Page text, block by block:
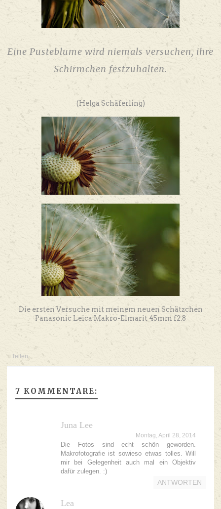
Eine Pusteblume wird niemals versuchen, ihre
Schirmchen festzuhalten.
(Helga Schäferling)
Die ersten Versuche mit meinem neuen Schätzchen
Panasonic Leica Makro-Elmarit 45mm f2.8
Teilen
7 KOMMENTARE:
Juna Lee
Montag, April 28, 2014
Die Fotos sind echt schön geworden.
Makrofotografie ist sowieso etwas tolles. Will
mir bei Gelegenheit auch mal ein Objektiv
dafür zulegen. :)
ANTWORTEN
Lea